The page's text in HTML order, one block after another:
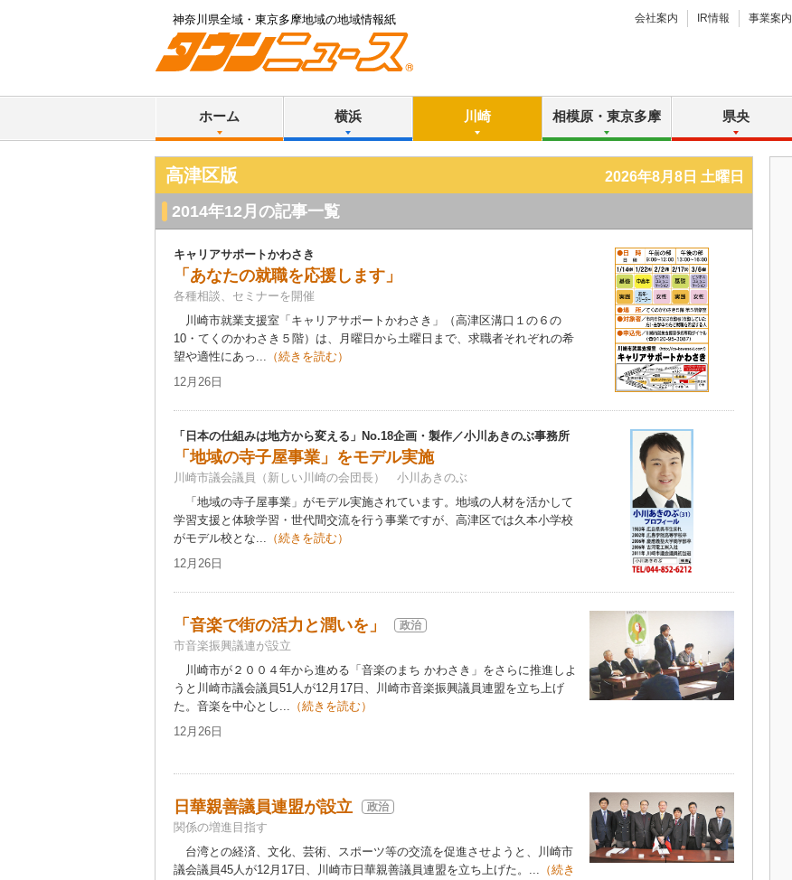
神奈川県全域・東京多摩地域の地域情報紙 会社案内 IR情報 事業案内
ホーム 横浜 川崎 相模原・東京多摩 県央
高津区版 2026年8月8日 土曜日
2014年12月の記事一覧
キャリアサポートかわさき
「あなたの就職を応援します」
各種相談、セミナーを開催
川崎市就業支援室「キャリアサポートかわさき」（高津区溝口１の６の
10・てくのかわさき５階）は、月曜日から土曜日まで、求職者それぞれの希
望や適性にあっ... （続きを読む）
12月26日
「日本の仕組みは地方から変える」No.18企画・製作／小川あきのぶ事務所
「地域の寺子屋事業」をモデル実施
川崎市議会議員（新しい川崎の会団長） 小川あきのぶ
「地域の寺子屋事業」がモデル実施されています。地域の人材を活かして
学習支援と体験学習・世代間交流を行う事業ですが、高津区では久本小学校
がモデル校とな... （続きを読む）
12月26日
「音楽で街の活力と潤いを」 政治
市音楽振興議連が設立
川崎市が２００４年から進める「音楽のまち かわさき」をさらに推進しよ
うと川崎市議会議員51人が12月17日、川崎市音楽振興議員連盟を立ち上げ
た。音楽を中心とし... （続きを読む）
12月26日
日華親善議員連盟が設立 政治
関係の増進目指す
台湾との経済、文化、芸術、スポーツ等の交流を促進させようと、川崎市
議会議員45人が12月17日、川崎市日華親善議員連盟を立ち上げた。... （続き